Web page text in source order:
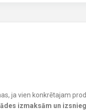
ja vien konkrētajam
izmaksām un